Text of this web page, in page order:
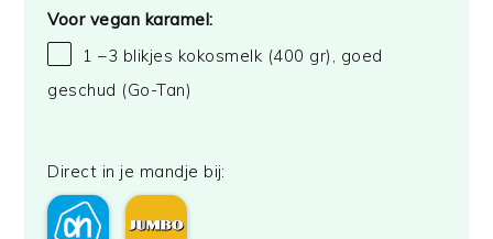
Voor vegan karamel:
1 –3 blikjes kokosmelk (400 gr), goed
geschud (Go-Tan)
Direct in je mandje bij: